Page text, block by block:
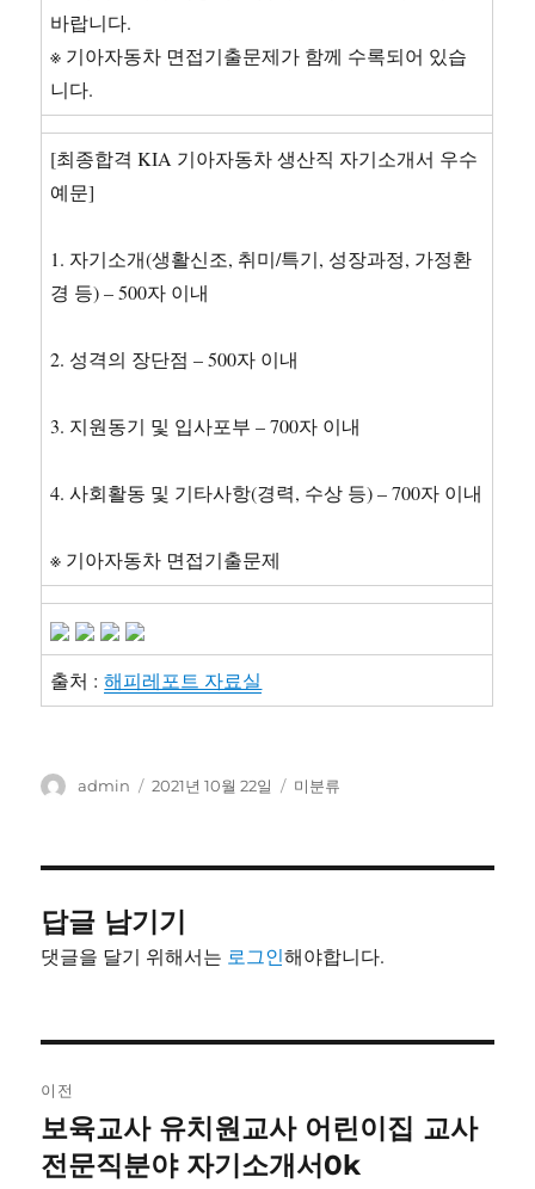
바랍니다.
※ 기아자동차 면접기출문제가 함께 수록되어 있습
니다.
[최종합격 KIA 기아자동차 생산직 자기소개서 우수
예문]
1. 자기소개(생활신조, 취미/특기, 성장과정, 가정환
경 등) – 500자 이내
2. 성격의 장단점 – 500자 이내
3. 지원동기 및 입사포부 – 700자 이내
4. 사회활동 및 기타사항(경력, 수상 등) – 700자 이내
※ 기아자동차 면접기출문제
출처 :해피레포트 자료실
글
admin
작
2021년 10월 22일
카
미분류
답글 남기기
댓글을 달기 위해서는 로그인해야합니다.
내
비
이전
이
전
보육교사 유치원교사 어린이집 교사
전문직분야 자기소개서0k